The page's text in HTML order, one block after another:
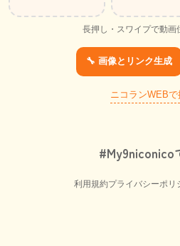
長押し・スワイプで動画
🔧 画像とリンク生成
ニコランWEB
#My9niconico
利用規約プライバシーポリ